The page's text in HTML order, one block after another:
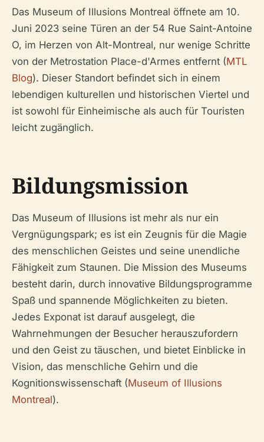
Das Museum of Illusions Montreal öffnete am 10.
Juni 2023 seine Türen an der 54 Rue Saint-Antoine
O, im Herzen von Alt-Montreal, nur wenige Schritte
von der Metrostation Place-d'Armes entfernt (MTL
Blog). Dieser Standort befindet sich in einem
lebendigen kulturellen und historischen Viertel und
ist sowohl für Einheimische als auch für Touristen
leicht zugänglich.
Bildungsmission
Das Museum of Illusions ist mehr als nur ein
Vergnügungspark; es ist ein Zeugnis für die Magie
des menschlichen Geistes und seine unendliche
Fähigkeit zum Staunen. Die Mission des Museums
besteht darin, durch innovative Bildungsprogramme
Spaß und spannende Möglichkeiten zu bieten.
Jedes Exponat ist darauf ausgelegt, die
Wahrnehmungen der Besucher herauszufordern
und den Geist zu täuschen, und bietet Einblicke in
Vision, das menschliche Gehirn und die
Kognitionswissenschaft (Museum of Illusions
Montreal).